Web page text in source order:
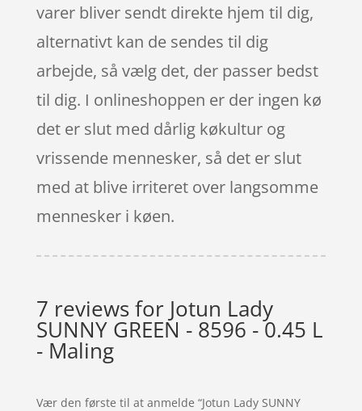
varer bliver sendt direkte hjem til dig,
alternativt kan de sendes til dig
arbejde, så vælg det, der passer bedst
til dig. I onlineshoppen er der ingen kø
det er slut med dårlig køkultur og
vrissende mennesker, så det er slut
med at blive irriteret over langsomme
mennesker i køen.
7 reviews for Jotun Lady
SUNNY GREEN - 8596 - 0.45 L
- Maling
Vær den første til at anmelde “Jotun Lady SUNNY